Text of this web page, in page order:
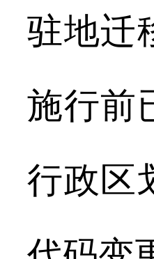
驻地迁
施行前
行政区